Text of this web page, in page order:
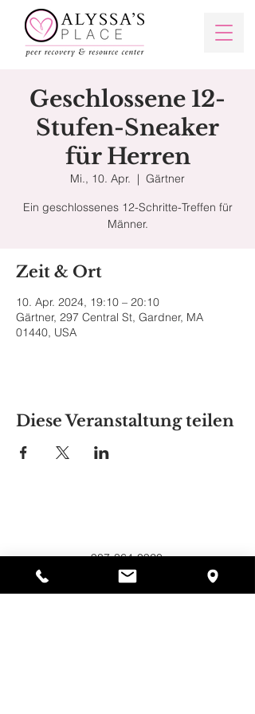
Geschlossene 12-
Stufen-Sneaker
für Herren
Mi., 10. Apr.
  |
Gärtner
Ein geschlossenes 12-Schritte-Treffen für
Männer.
Zeit & Ort
10. Apr. 2024, 19:10 – 20:10
Gärtner, 297 Central St, Gardner, MA
01440, USA
Diese Veranstaltung teilen
987-364-0920